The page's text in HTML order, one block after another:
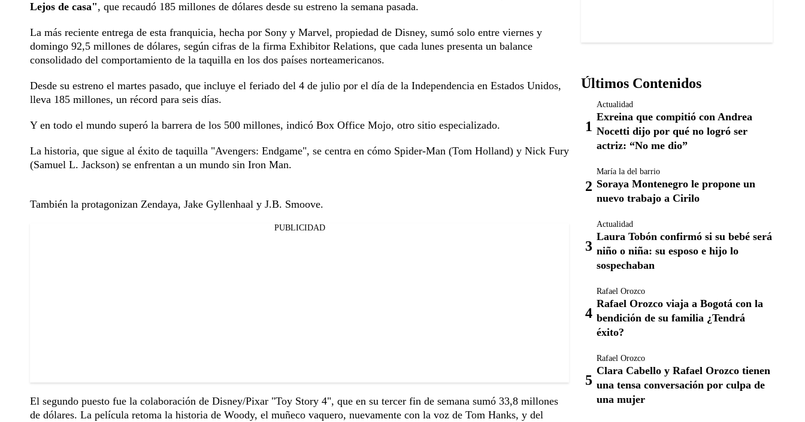
Lejos de casa", que recaudó 185 millones de dólares desde su estreno la semana pasada.
La más reciente entrega de esta franquicia, hecha por Sony y Marvel, propiedad de Disney, sumó solo entre viernes y
domingo 92,5 millones de dólares, según cifras de la firma Exhibitor Relations, que cada lunes presenta un balance
consolidado del comportamiento de la taquilla en los dos países norteamericanos.
Desde su estreno el martes pasado, que incluye el feriado del 4 de julio por el día de la Independencia en Estados Unidos,
lleva 185 millones, un récord para seis días.
Y en todo el mundo superó la barrera de los 500 millones, indicó Box Office Mojo, otro sitio especializado.
La historia, que sigue al éxito de taquilla "Avengers: Endgame", se centra en cómo Spider-Man (Tom Holland) y Nick Fury
(Samuel L. Jackson) se enfrentan a un mundo sin Iron Man.
También la protagonizan Zendaya, Jake Gyllenhaal y J.B. Smoove.
PUBLICIDAD
El segundo puesto fue la colaboración de Disney/Pixar "Toy Story 4", que en su tercer fin de semana sumó 33,8 millones
de dólares. La película retoma la historia de Woody, el muñeco vaquero, nuevamente con la voz de Tom Hanks, y del
Últimos Contenidos
Actualidad
Exreina que compitió con Andrea
Nocetti dijo por qué no logró ser
actriz: “No me dio”
María la del barrio
Soraya Montenegro le propone un
nuevo trabajo a Cirilo
Actualidad
Laura Tobón confirmó si su bebé será
niño o niña: su esposo e hijo lo
sospechaban
Rafael Orozco
Rafael Orozco viaja a Bogotá con la
bendición de su familia ¿Tendrá
éxito?
Rafael Orozco
Clara Cabello y Rafael Orozco tienen
una tensa conversación por culpa de
una mujer